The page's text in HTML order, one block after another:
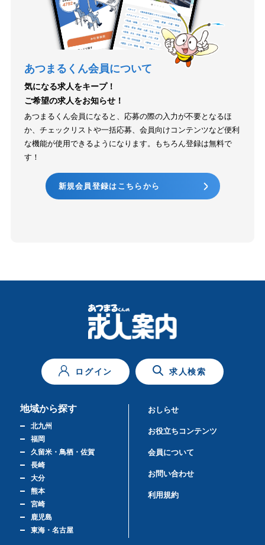
あつまるくん会員について
気になる求人をキープ！
ご希望の求人をお知らせ！
あつまるくん会員になると、応募の際の入力が不要となるほ
か、チェックリストや一括応募、会員向けコンテンツなど便利
な機能が使用できるようになります。もちろん登録は無料で
す！
新規会員登録はこちらから
ログイン 求人検索
地域から探す
北九州
福岡
久留米・鳥栖・佐賀
長崎
大分
熊本
宮崎
鹿児島
東海・名古屋
おしらせ
お役立ちコンテンツ
会員について
お問い合わせ
利用規約